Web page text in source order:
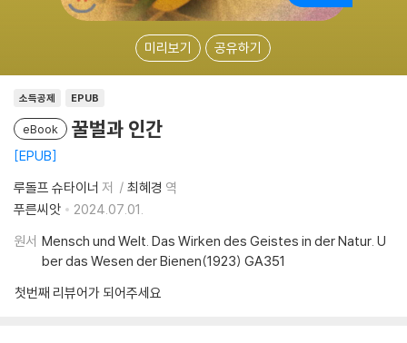
미리보기 공유하기
소득공제 EPUB
eBook 꿀벌과 인간
EPUB
루돌프 슈타이너 저 최혜경 역
푸른씨앗
2024.07.01.
원서 Mensch und Welt. Das Wirken des Geistes in der Natur. U
ber das Wesen der Bienen(1923) GA351
첫번째 리뷰어가 되어주세요